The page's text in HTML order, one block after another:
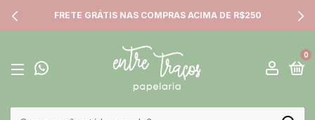
FRETE GRÁTIS NAS COMPRAS ACIMA DE R$250
0